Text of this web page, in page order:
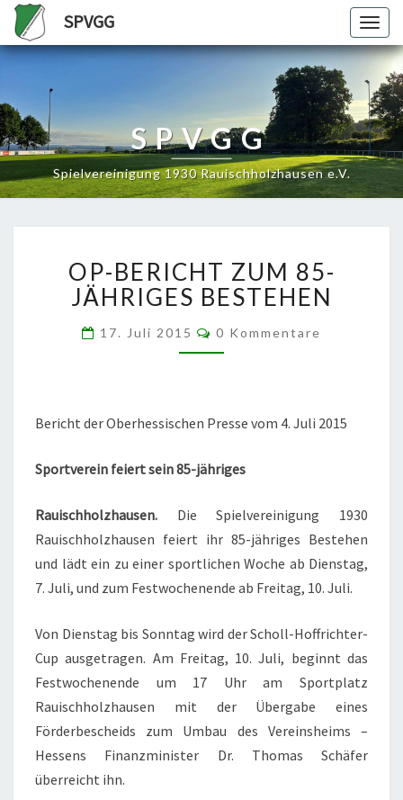
SPVGG
SPVGG
Spielvereinigung 1930 Rauischholzhausen e.V.
BERICHT
ZUM
85-
JÄHRIGES
BESTEHEN
OP-BERICHT ZUM 85-
JÄHRIGES BESTEHEN
17. Juli 2015 Kommentare
0 Kommentare
Bericht der Oberhessischen Presse vom 4. Juli 2015
Sportverein feiert sein 85-jähriges
Rauischholzhausen. Die Spielvereinigung 1930
Rauischholzhausen feiert ihr 85-jähriges Bestehen
und lädt ein zu einer sportlichen Woche ab Dienstag,
7. Juli, und zum Festwochenende ab Freitag, 10. Juli.
Von Dienstag bis Sonntag wird der Scholl-Hoffrichter-
Cup ausgetragen. Am Freitag, 10. Juli, beginnt das
Festwochenende um 17 Uhr am Sportplatz
Rauischholzhausen mit der Übergabe eines
Förderbescheids zum Umbau des Vereinsheims –
Hessens Finanzminister Dr. Thomas Schäfer
überreicht ihn.